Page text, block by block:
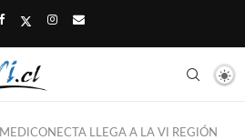
MEDICONECTA LLEGA A LA VI REGIÓN